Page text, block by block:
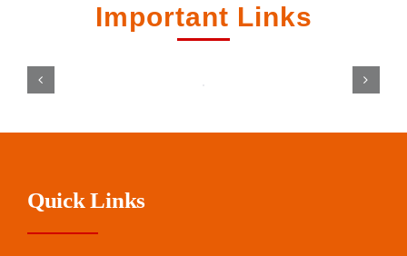
Important Links
Quick Links